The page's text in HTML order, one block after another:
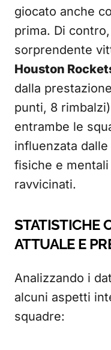
giocato anche
prima. Di contro,
sorprendente
Houston
dalla
punti, 8
entrambe le
influenzata
fisiche e
ravvicinati.
STATISTICHE
ATTUALE E
Analizzando i
alcuni aspetti
squadre: